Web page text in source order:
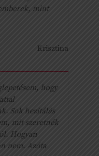
mint
Krisztina
hogy
Sok hezitálás
mit szeretnék
Hogyan
nem. Azóta